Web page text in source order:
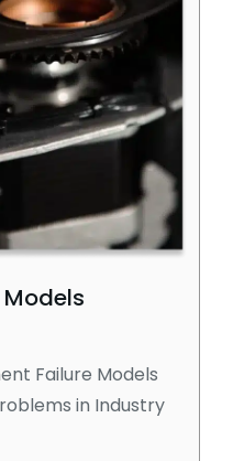
Failure Models
in Industry